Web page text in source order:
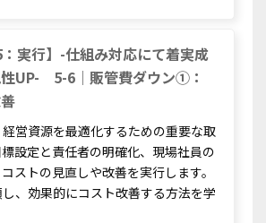
：実行】-仕組み対応にて着実成
UP- 5-6｜販管費ダウン①：
営資源を最適化するための重要な取
設定と責任者の明確化、現場社員の
ストの見直しや改善を実行します。
、効果的にコスト改善する方法を学